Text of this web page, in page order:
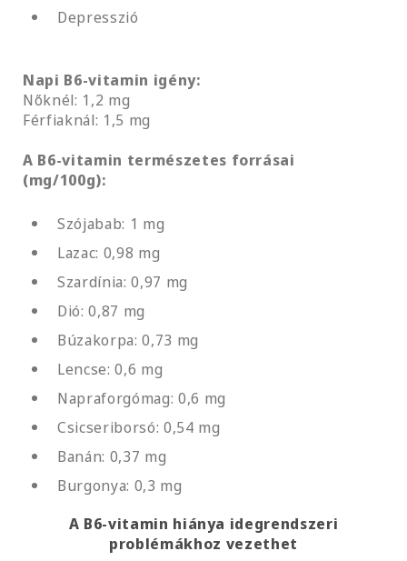
Depresszió
Napi B6-vitamin igény:
Nőknél: 1,2 mg
Férfiaknál: 1,5 mg
A B6-vitamin természetes forrásai
(mg/100g):
Szójabab: 1 mg
Lazac: 0,98 mg
Szardínia: 0,97 mg
Dió: 0,87 mg
Búzakorpa: 0,73 mg
Lencse: 0,6 mg
Napraforgómag: 0,6 mg
Csicseriborsó: 0,54 mg
Banán: 0,37 mg
Burgonya: 0,3 mg
A B6-vitamin hiánya idegrendszeri
problémákhoz vezethet